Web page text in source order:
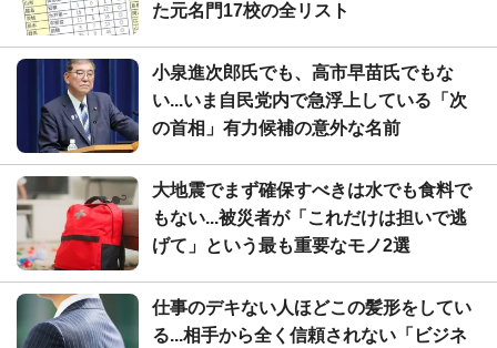
た元名門17校の全リスト
小泉進次郎氏でも、高市早苗氏でもな
い...いま自民党内で急浮上している「次
の首相」有力候補の意外な名前
大地震でまず確保すべきは水でも食料で
もない...被災者が「これだけは担いで逃
げて」という最も重要なモノ2選
仕事のデキない人ほどこの髪形をしてい
る...相手から全く信頼されない「ビジネ